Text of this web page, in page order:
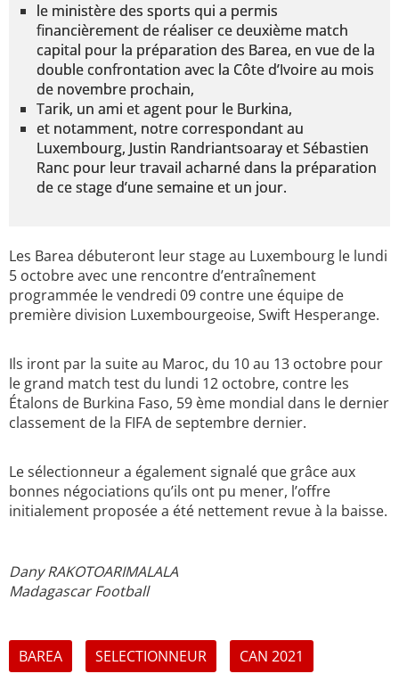
le ministère des sports qui a permis
financièrement de réaliser ce deuxième match
capital pour la préparation des Barea, en vue de la
double confrontation avec la Côte d’Ivoire au mois
de novembre prochain,
Tarik, un ami et agent pour le Burkina,
et notamment, notre correspondant au
Luxembourg, Justin Randriantsoaray et Sébastien
Ranc pour leur travail acharné dans la préparation
de ce stage d’une semaine et un jour.
Les Barea débuteront leur stage au Luxembourg le lundi
5 octobre avec une rencontre d’entraînement
programmée le vendredi 09 contre une équipe de
première division Luxembourgeoise, Swift Hesperange.
Ils iront par la suite au Maroc, du 10 au 13 octobre pour
le grand match test du lundi 12 octobre, contre les
Étalons de Burkina Faso, 59 ème mondial dans le dernier
classement de la FIFA de septembre dernier.
Le sélectionneur a également signalé que grâce aux
bonnes négociations qu’ils ont pu mener, l’offre
initialement proposée a été nettement revue à la baisse.
Dany RAKOTOARIMALALA
Madagascar Football
BAREA SELECTIONNEUR CAN 2021